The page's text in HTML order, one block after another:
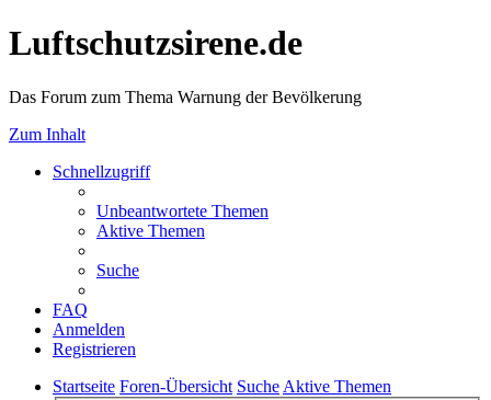
Luftschutzsirene.de
Das Forum zum Thema Warnung der Bevölkerung
Zum Inhalt
Schnellzugriff
Unbeantwortete Themen
Aktive Themen
Suche
FAQ
Anmelden
Registrieren
Startseite Foren-Übersicht Suche Aktive Themen